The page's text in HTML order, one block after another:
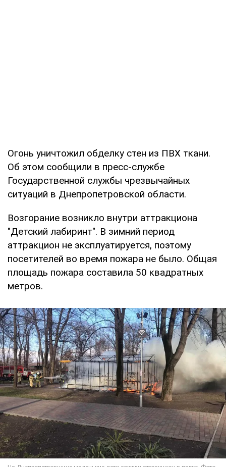
Огонь уничтожил обделку стен из ПВХ ткани.
Об этом сообщили в пресс-службе
Государственной службы чрезвычайных
ситуаций в Днепропетровской области.
Возгорание возникло внутри аттракциона
"Детский лабиринт". В зимний период
аттракцион не эксплуатируется, поэтому
посетителей во время пожара не было. Общая
площадь пожара составила 50 квадратных
метров.